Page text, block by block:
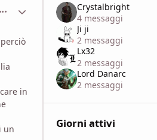
Statistiche Autore
in
un
Crystalbright
4 messaggi
Ji ji
2 messaggi
Lx32
2 messaggi
Lord Danarc
2 messaggi
Giorni attivi